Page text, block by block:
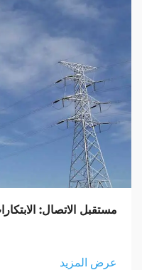
مستقبل الاتصال:
عرض المزيد